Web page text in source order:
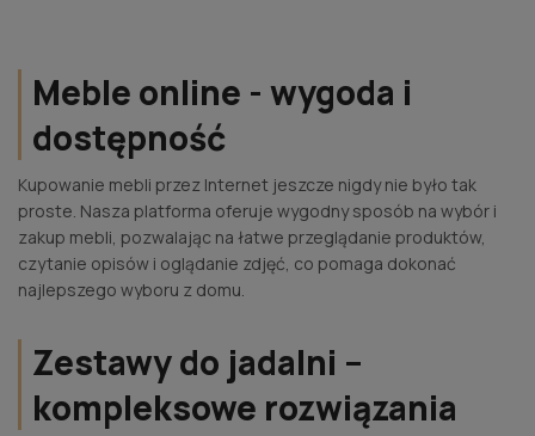
Meble online - wygoda i
dostępność
Kupowanie mebli przez Internet jeszcze nigdy nie było tak
proste. Nasza platforma oferuje wygodny sposób na wybór i
zakup mebli, pozwalając na łatwe przeglądanie produktów,
czytanie opisów i oglądanie zdjęć, co pomaga dokonać
najlepszego wyboru z domu.
Zestawy do jadalni –
kompleksowe rozwiązania